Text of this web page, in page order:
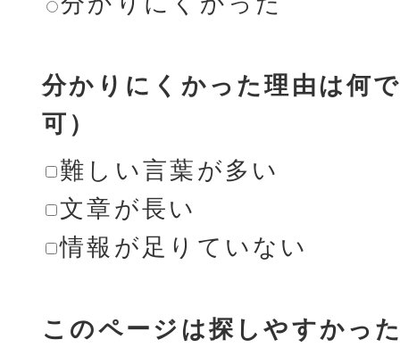
分かりにくかった理由は何
可）
難しい言葉が多い
文章が長い
情報が足りていない
このページは探しやすかっ